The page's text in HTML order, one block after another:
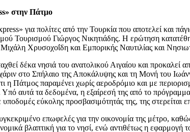
στην Πάτμο
για πολίτες από την Τουρκία που αποτελεί και
Γιώργος Νικητιάδης. Η ερώτηση
Χρυσοχοΐδη και Εμπορικής Ναυτιλίας και
δέκα νησιά του ανατολικού Αιγαίου και προκαλεί
στο Σπήλαιο της Αποκάλυψης και τη Μονή του
η Πάτμος παραμένει χωρίς αεροδρόμιο και με
αυτά τα δεδομένα, η εξαίρεσή της από το
υποδομές εύκολης προσβασιμότητάς της, της
επωφελές για την οικονομία της μέτρο,
βλαπτική για το νησί, ενώ αντιθέτως η